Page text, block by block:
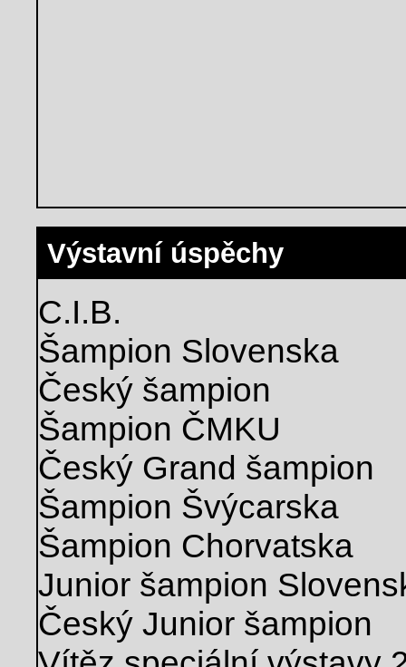
Výstavní úspěchy
C.I.B.
Šampion Slovenska
Český šampion
Šampion ČMKU
Český Grand šampion
Šampion Švýcarska
Šampion Chorvatska
Junior šampion
Český Junior šampion